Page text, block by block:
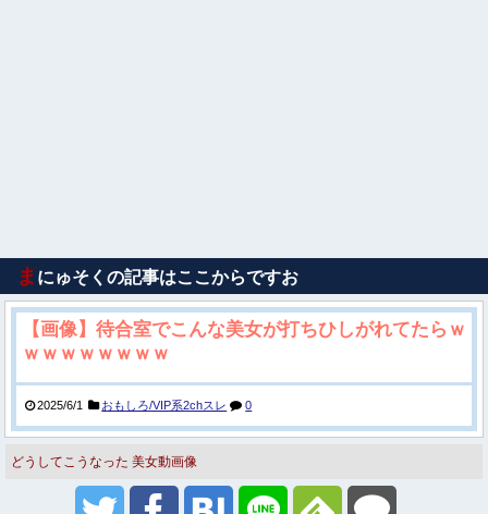
ま にゅそくの記事はここからですお
【画像】待合室でこんな美女が打ちひしがれてたらｗ
ｗｗｗｗｗｗｗｗ
2025/6/1 おもしろ/VIP系2chスレ 0
どうしてこうなった 美女動画像